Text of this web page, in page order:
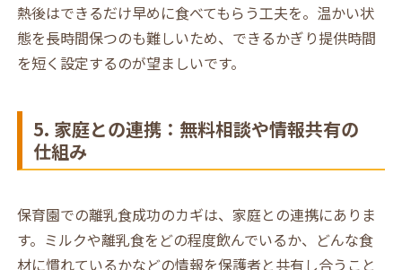
熱後はできるだけ早めに食べてもらう工夫を。温かい状
態を長時間保つのも難しいため、できるかぎり提供時間
を短く設定するのが望ましいです。
5. 家庭との連携：無料相談や情報共有の
仕組み
保育園での離乳食成功のカギは、家庭との連携にありま
す。ミルクや離乳食をどの程度飲んでいるか、どんな食
材に慣れているかなどの情報を保護者と共有し合うこと